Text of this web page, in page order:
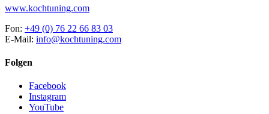
www.kochtuning.com
Fon: +49 (0) 76 22 66 83 03
E-Mail: info@kochtuning.com
Folgen
Facebook
Instagram
YouTube